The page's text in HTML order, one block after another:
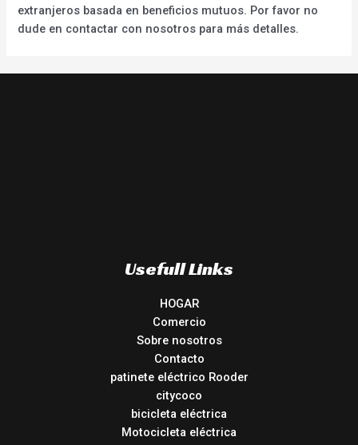
extranjeros basada en beneficios mutuos. Por favor no
dude en contactar con nosotros para más detalles.
Usefull Links
HOGAR
Comercio
Sobre nosotros
Contacto
patinete eléctrico Rooder
citycoco
bicicleta eléctrica
Motocicleta eléctrica